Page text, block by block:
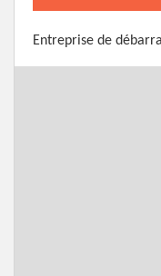
Entreprise de